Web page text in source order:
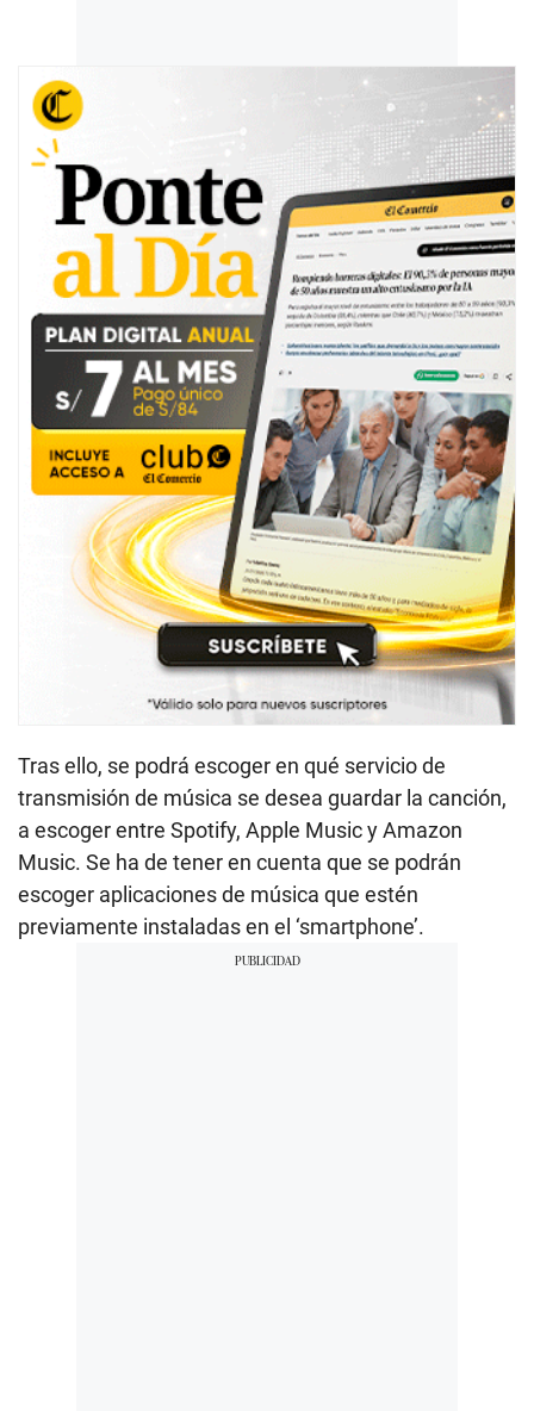
Tras ello, se podrá escoger en qué servicio de
transmisión de música se desea guardar la canción,
a escoger entre Spotify, Apple Music y Amazon
Music. Se ha de tener en cuenta que se podrán
escoger aplicaciones de música que estén
previamente instaladas en el ‘smartphone’.